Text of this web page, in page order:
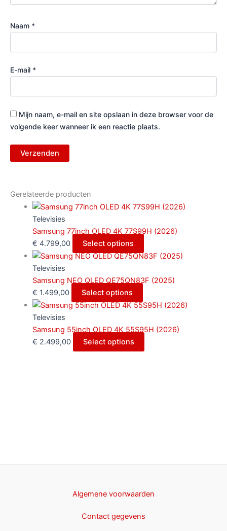
Naam *
E-mail *
Mijn naam, e-mail en site opslaan in deze browser voor de
volgende keer wanneer ik een reactie plaats.
Gerelateerde producten
Televisies
Samsung 77inch OLED 4K 77S99H (2026)
€ 4.799,00 Select options
Televisies
Samsung NEO QLED QE75QN83F (2025)
€ 1.499,00 Select options
Televisies
Samsung 55inch OLED 4K 55S95H (2026)
€ 2.499,00 Select options
Algemene voorwaarden
Contact gegevens